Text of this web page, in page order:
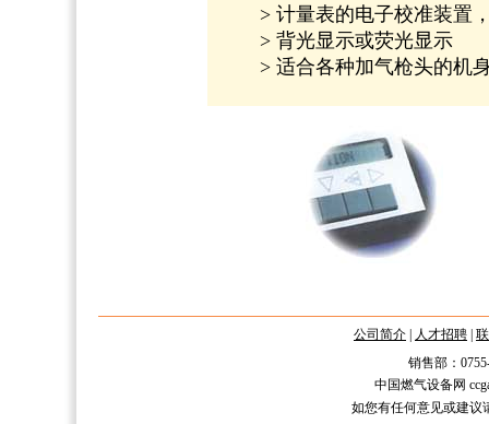
> 计量表的电子校准装置
> 背光显示或荧光显示
> 适合各种加气枪头的机
公司简介 人才招聘
销售部：
中国燃气设备网
如您有任何意见或建议